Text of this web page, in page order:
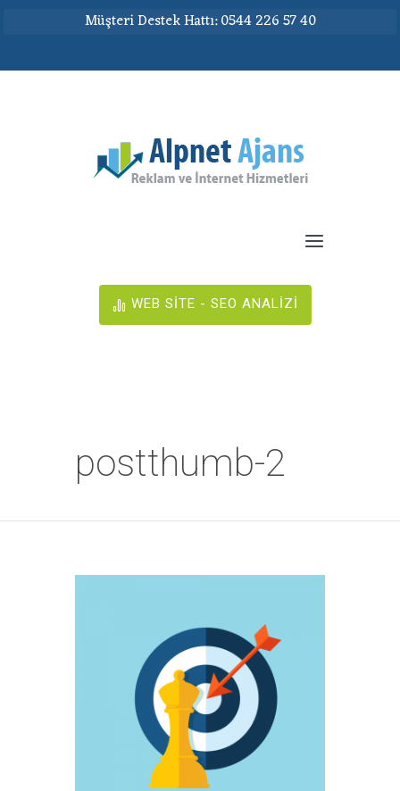
Müşteri Destek Hattı: 0544 226 57 40
WEB SİTE - SEO ANALİZİ
postthumb-2